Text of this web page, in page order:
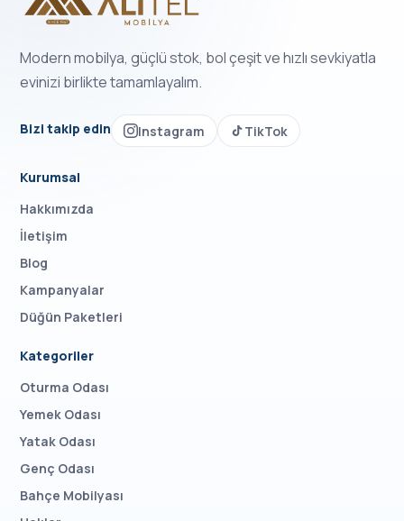
Modern mobilya, güçlü stok, bol çeşit ve hızlı sevkiyatla
evinizi birlikte tamamlayalım.
Bizi takip edin Instagram TikTok
Kurumsal
Hakkımızda
İletişim
Blog
Kampanyalar
Düğün Paketleri
Kategoriler
Oturma Odası
Yemek Odası
Yatak Odası
Genç Odası
Bahçe Mobilyası